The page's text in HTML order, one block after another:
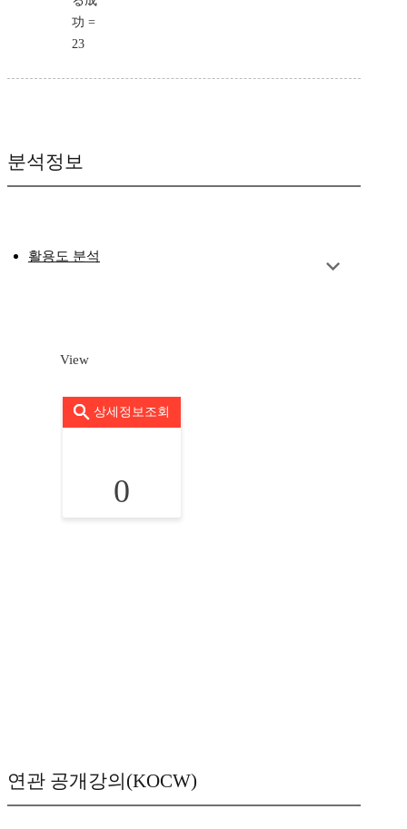
功 =
23
분석정보
활용도 분석
View
상세정보조회
0
연관 공개강의(KOCW)